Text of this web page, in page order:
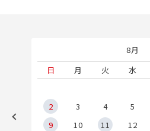
8月
日
月 火 水
2
3 4 5
9
10 11 12